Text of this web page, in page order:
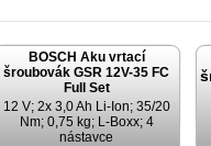
BOSCH Aku vrtací
šroubovák GSR 12V-35 FC
Full Set
12 V; 2x 3,0 Ah Li-Ion; 35/20
Nm; 0,75 kg; L-Boxx; 4
nástavce